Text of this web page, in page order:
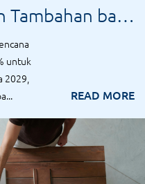
Tambahan bagi
untuk
2029,
READ MORE